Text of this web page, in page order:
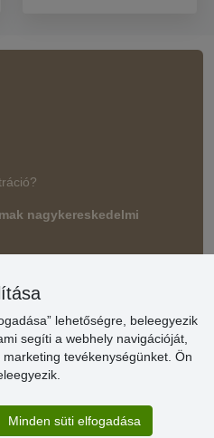
nagykereskedelmi
lehetőségre, beleegyezik
segíti a webhely navigációját,
tevékenységünket. Ön
Minden süti elfogadása